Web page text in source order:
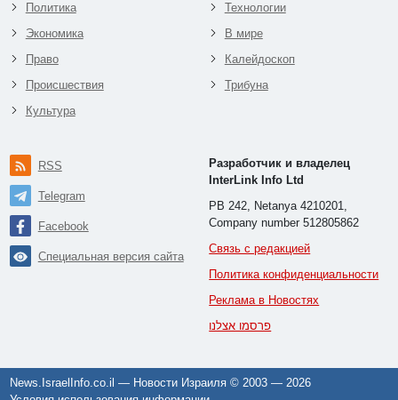
Политика
Экономика
Право
Происшествия
Культура
Технологии
В мире
Калейдоскоп
Трибуна
RSS
Telegram
Facebook
Специальная версия сайта
Разработчик и владелец
InterLink Info Ltd
PB 242, Netanya 4210201,
Company number 512805862
Связь с редакцией
Политика конфиденциальности
Реклама в Новостях
פרסמו אצלנו
News.IsraelInfo.co.il — Новости Израиля © 2003 —2026